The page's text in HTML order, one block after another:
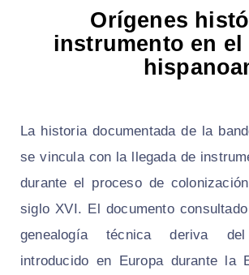
Orígenes
instrumento en
La historia documentada de la
se vincula con la llegada de
durante el proceso de
siglo XVI. El documento
genealogía técnica deriva
introducido en Europa durante la